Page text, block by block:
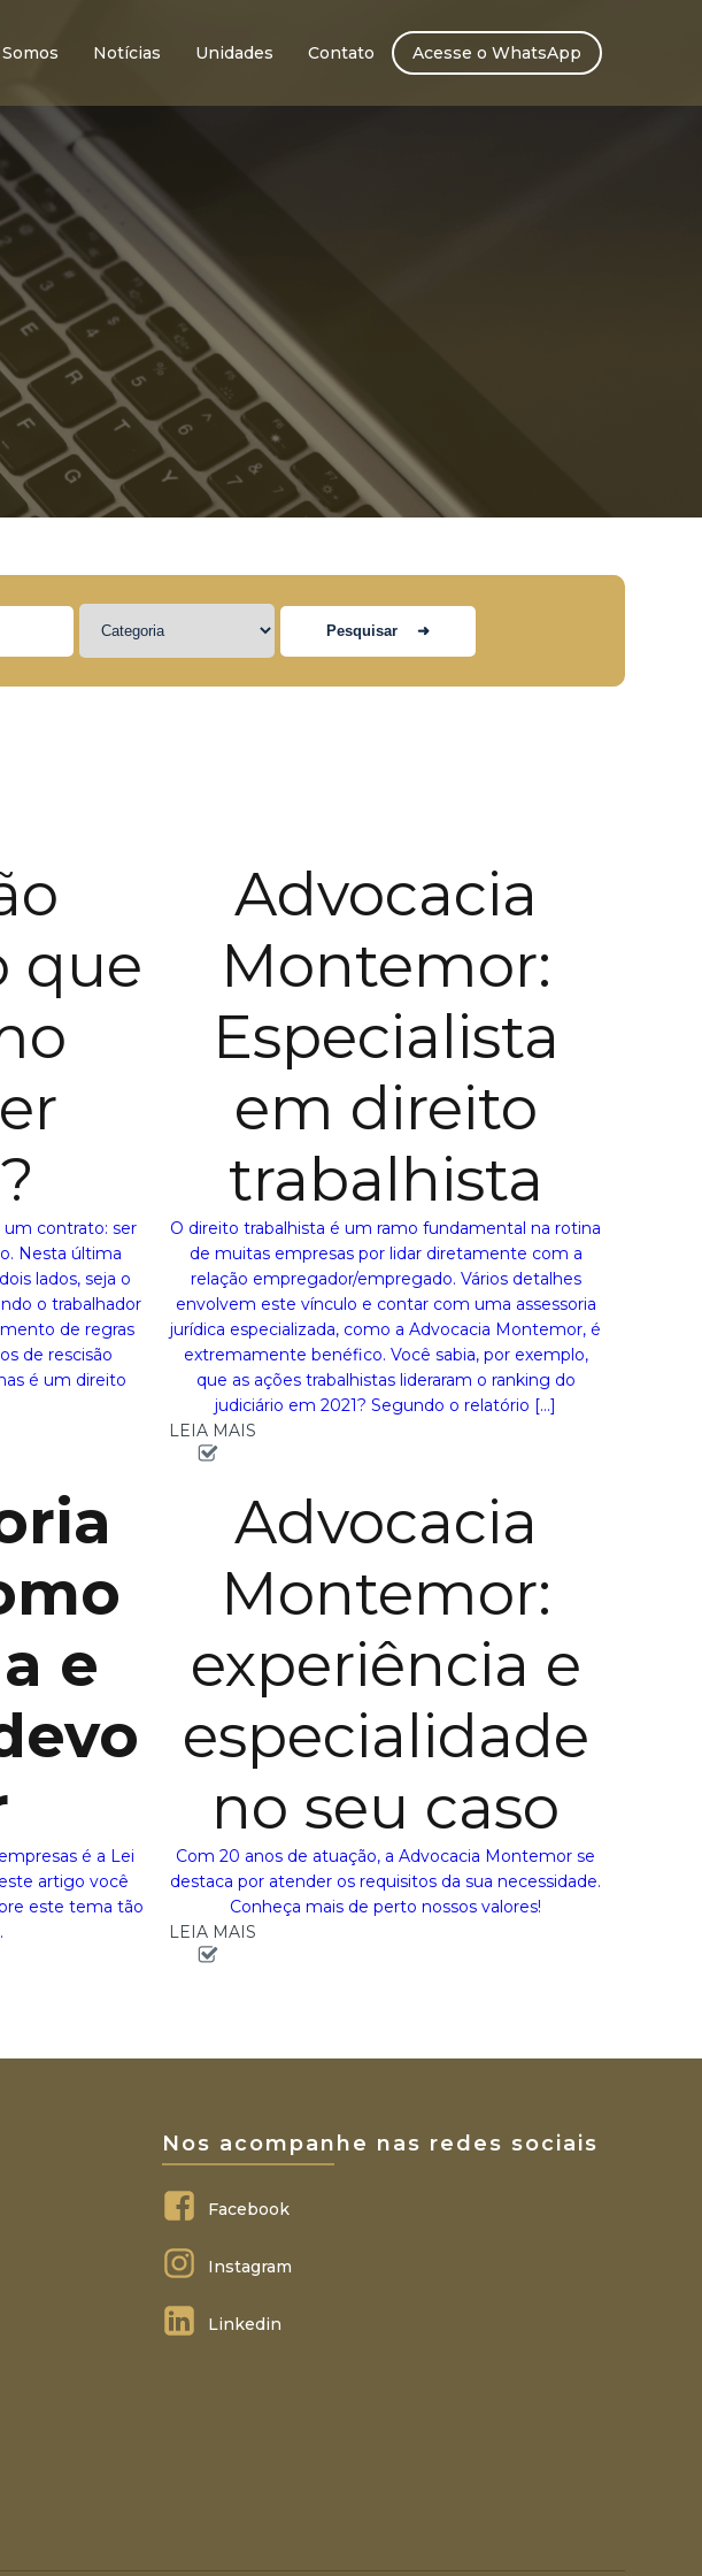
Notícias Unidades Contato Acesse o WhatsApp
que
contrato: ser
Nesta última
lados, seja o
o trabalhador
de regras
de rescisão
é um direito
Advocacia
Montemor:
Especialista
em direito
trabalhista
O direito trabalhista é um ramo fundamental na rotina
de muitas empresas por lidar diretamente com a
relação empregador/empregado. Vários detalhes
envolvem este vínculo e contar com uma assessoria
jurídica especializada, como a Advocacia Montemor, é
extremamente benéfico. Você sabia, por exemplo,
que as ações trabalhistas lideraram o ranking do
judiciário em 2021? Segundo o relatório […]
LEIA MAIS
e
é a Lei
artigo você
este tema tão
Advocacia
Montemor:
experiência e
especialidade
no seu caso
Com 20 anos de atuação, a Advocacia Montemor se
destaca por atender os requisitos da sua necessidade.
Conheça mais de perto nossos valores!
LEIA MAIS
Nos acompanhe nas redes sociais
Facebook
Instagram
Linkedin